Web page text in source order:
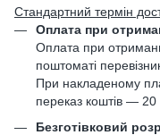
Стандартний термін
Оплата при
Оплата при
поштоматі
При накладеному
переказ коштів —
Безготівковий